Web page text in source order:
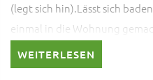
(legt sich hin).Lässt sich
einmal in die Wohnung
noch etwas Übung.
WEITERLESEN